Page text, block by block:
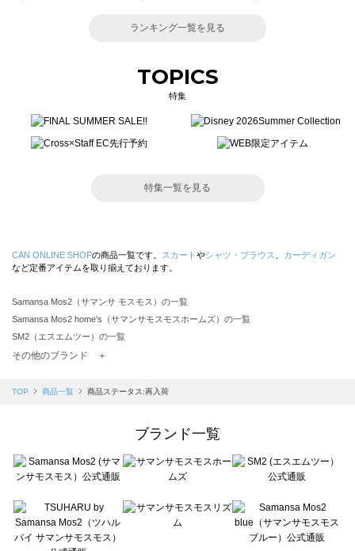
ランキング一覧を見る
TOPICS
特集
特集一覧を見る
CAN ONLINE SHOPの商品一覧です。 スカート やシャツ・ブラウス
カーディガン
など定番アイテムを取り揃えております。
Samansa Mos2（サマンサ モスモス）の一覧
Samansa Mos2 home's（サマンサモスモスホームズ）の一覧
SM2（エスエムツー）の一覧
TSUHARU by Samansa Mos2（ツハルバイサマンサモスモス）の一覧
Samansa Mos2 blue（サマンサモスモス ブルー）の一覧
Te chichi（テチチ）の一覧
Te chichi CLASSIC（テチチ クラシック）の一覧
Lugnoncure（ルノンキュール）の一覧
BETTY'S BLUE（べティーズブルー）の一覧
Wpc.（ワールドパーティー）の一覧
その他のブランド ＋
TOP 商品一覧 商品ステータス:再入荷
ブランド一覧